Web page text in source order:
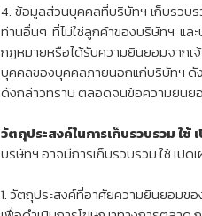
4. ข้อมูลส่วนบุคคลที่บริษัทฯ เก็บรวบ
ท่านอื่นๆ ที่ไม่ใช่ลูกค้าของบริษัทฯ แ
กฎหมายหรือได้รับความยินยอมจาก
บุคคลของบุคคลภายนอกแก่บริษัทฯ ดั
ดังกล่าวทราบ ตลอดจนข้อความยินย
วัตถุประสงค์ในการเก็บรวบรวม ใ
บริษัทฯ อาจมีการเก็บรวบรวม ใช้ เปิ
1. วัตถุประสงค์ที่อาศัยความยินยอมข